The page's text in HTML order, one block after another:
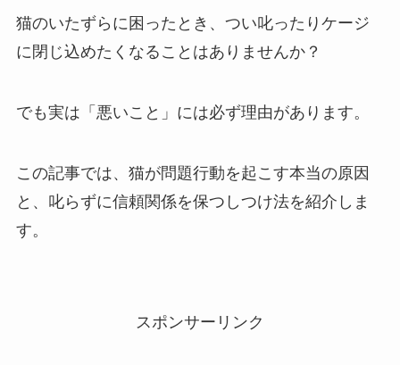
猫のいたずらに困ったとき、つい叱ったりケージ
に閉じ込めたくなることはありませんか？
でも実は「悪いこと」には必ず理由があります。
この記事では、猫が問題行動を起こす本当の原因
と、叱らずに信頼関係を保つしつけ法を紹介しま
す。
スポンサーリンク